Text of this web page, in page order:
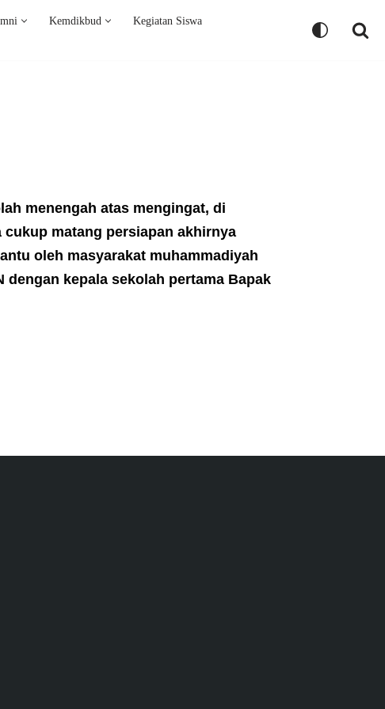
Kemdikbud
Kegiatan Siswa
menengah atas mengingat, di
matang persiapan akhirnya
oleh masyarakat muhammadiyah
dengan kepala sekolah pertama Bapak